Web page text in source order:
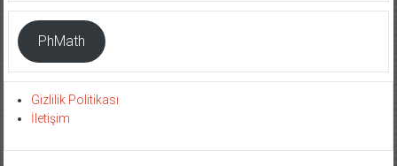
PhMath
Gizlilik Politikası
İletişim